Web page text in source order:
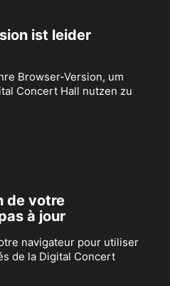
ist leider
Browser-Version, um
Concert Hall nutzen zu
de votre
à jour
navigateur pour utiliser
de la Digital Concert